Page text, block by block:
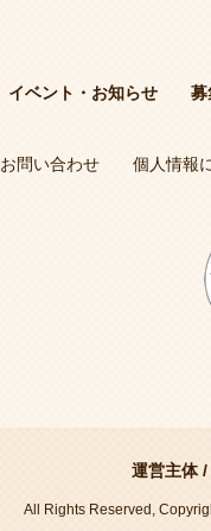
イベント・お知らせ 募
お問い合わせ 個人情報
運営主体 /
All Rights Reserved,